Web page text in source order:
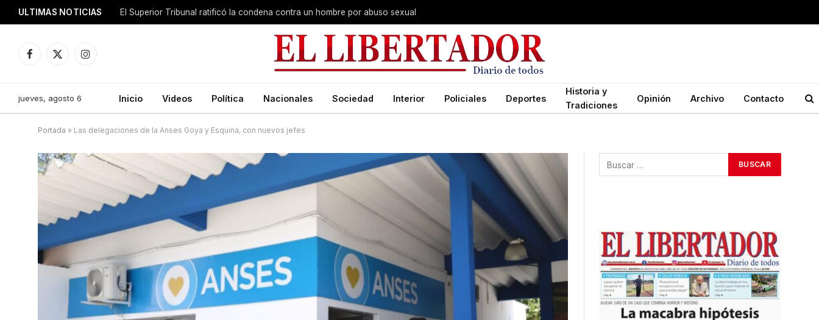
ULTIMAS NOTICIAS El Superior Tribunal ratificó la condena contra un hombre por abuso sexual
Facebook
X
Instagram
jueves, agosto 6 Inicio Videos Política Nacionales Sociedad Interior Policiales Deportes
Historia y
Tradiciones
Opinión Archivo Contacto
Portada » Las delegaciones de la Anses Goya y Esquina, con nuevos jefes